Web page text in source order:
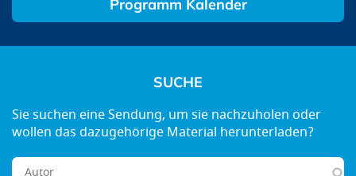
Programm Kalender
SUCHE